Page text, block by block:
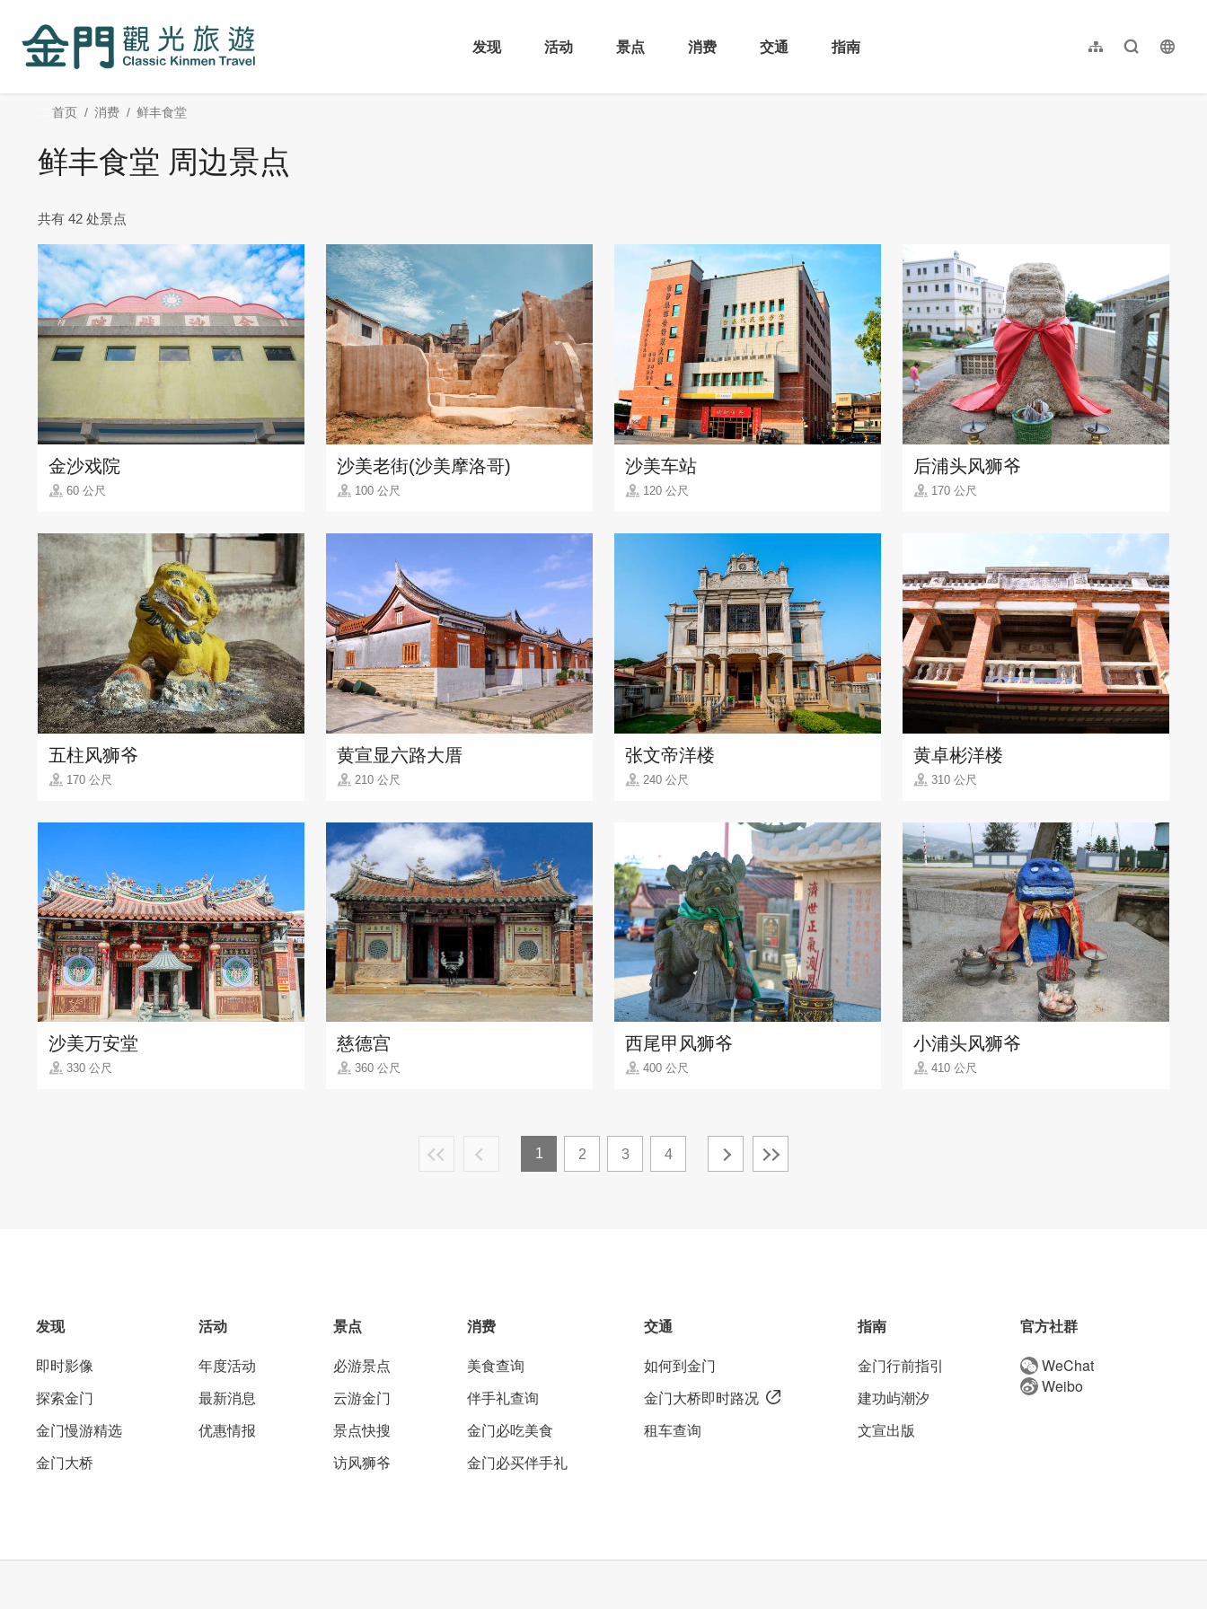
内
发现
活动 景点 消费 交通 指南 网站导览全文检索
繁體中文
首页 消费 鲜丰食堂
鲜丰食堂 周边景点
共有 42 处景点
金沙戏院
60 公尺
沙美老街(沙美摩洛哥)
100 公尺
沙美车站
120 公尺
后浦头风狮爷
170 公尺
五柱风狮爷
170 公尺
黄宣显六路大厝
210 公尺
张文帝洋楼
240 公尺
黄卓彬洋楼
310 公尺
沙美万安堂
330 公尺
慈德宫
360 公尺
西尾甲风狮爷
400 公尺
小浦头风狮爷
410 公尺
1 2 3 4
发现
即时影像
探索金门
金门慢游精选
金门大桥
活动
年度活动
最新消息
优惠情报
景点
必游景点
云游金门
景点快搜
访风狮爷
消费
美食查询
伴手礼查询
金门必吃美食
金门必买伴手礼
交通
如何到金门
金门大桥即时路况
租车查询
指南
金门行前指引
建功屿潮汐
文宣出版
官方社群
WeChat
Weibo